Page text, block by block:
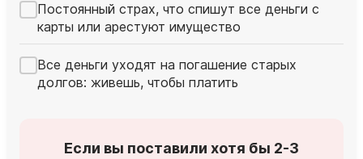
Постоянный страх, что спишут все деньги с
карты или арестуют имущество
Все деньги уходят на погашение старых
долгов: живешь, чтобы платить
Если вы поставили хотя бы 2-3